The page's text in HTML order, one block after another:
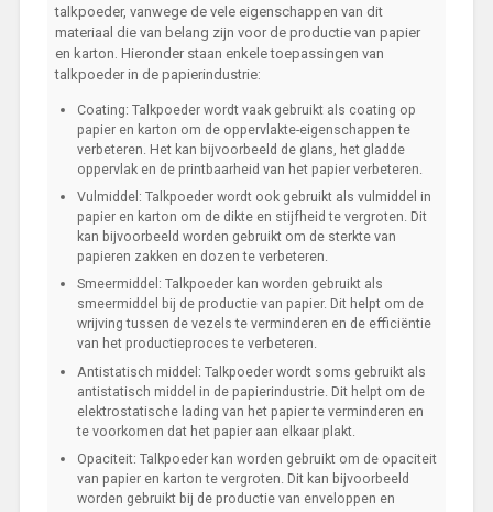
talkpoeder, vanwege de vele eigenschappen van dit
materiaal die van belang zijn voor de productie van papier
en karton. Hieronder staan enkele toepassingen van
talkpoeder in de papierindustrie:
Coating: Talkpoeder wordt vaak gebruikt als coating op
papier en karton om de oppervlakte-eigenschappen te
verbeteren. Het kan bijvoorbeeld de glans, het gladde
oppervlak en de printbaarheid van het papier verbeteren.
Vulmiddel: Talkpoeder wordt ook gebruikt als vulmiddel in
papier en karton om de dikte en stijfheid te vergroten. Dit
kan bijvoorbeeld worden gebruikt om de sterkte van
papieren zakken en dozen te verbeteren.
Smeermiddel: Talkpoeder kan worden gebruikt als
smeermiddel bij de productie van papier. Dit helpt om de
wrijving tussen de vezels te verminderen en de efficiëntie
van het productieproces te verbeteren.
Antistatisch middel: Talkpoeder wordt soms gebruikt als
antistatisch middel in de papierindustrie. Dit helpt om de
elektrostatische lading van het papier te verminderen en
te voorkomen dat het papier aan elkaar plakt.
Opaciteit: Talkpoeder kan worden gebruikt om de opaciteit
van papier en karton te vergroten. Dit kan bijvoorbeeld
worden gebruikt bij de productie van enveloppen en